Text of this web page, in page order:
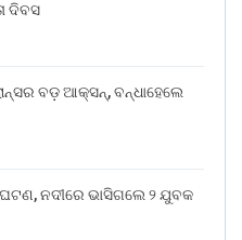
ଦିବସ
ବଡ଼ ଆକ୍ସନ୍, ବନ୍ଧାହେଲେ
ନଦୀରେ ଭାସିଗଲେ ୨ ଯୁବକ